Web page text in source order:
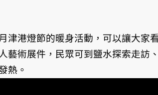
津港燈節的暖身活動，可以讓大家
藝術展件，民眾可到鹽水探索走訪
熱。